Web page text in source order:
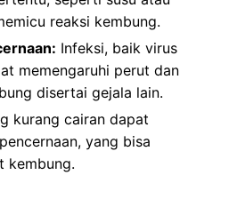
reaksi kembung.
Infeksi, baik virus
memengaruhi perut dan
disertai gejala lain.
kurang cairan dapat
yang bisa
kembung.